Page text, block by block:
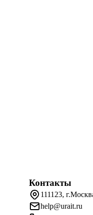
Контакты
111123,
help@urait.ru